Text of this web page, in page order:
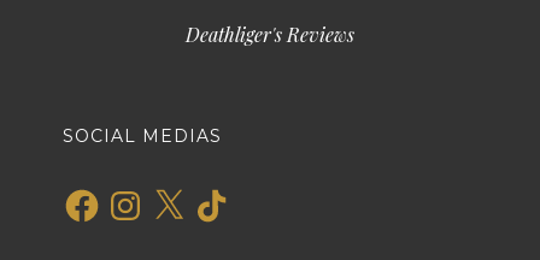
Deathliger's Reviews
SOCIAL MEDIAS
FacebookInstagram
X TikTok